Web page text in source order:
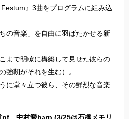
』3曲をプログラムに組み込
の音楽」を自由に羽ばたかせる新
まで明瞭に構築して見せた彼らの
強靭がそれを生む）。
に堂々立つ彼ら、その鮮烈な音楽
、中村愛harp (3/25@石橋メモリ